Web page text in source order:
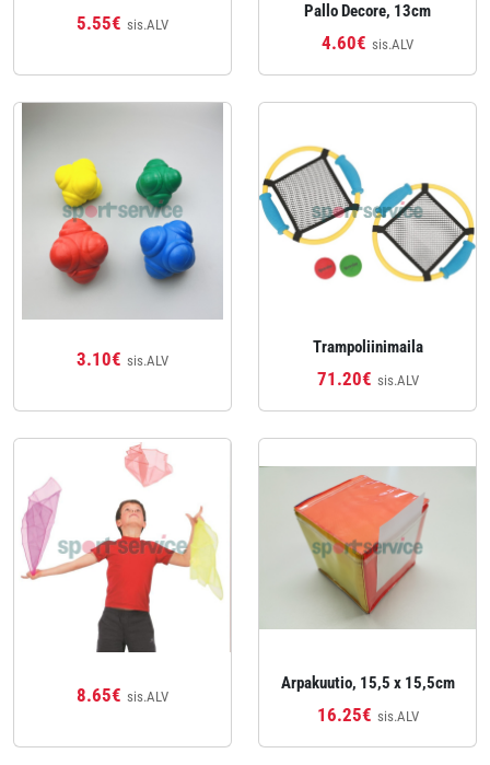
5.55€ sis.ALV
Pallo Decore, 13cm
4.60€ sis.ALV
3.10€ sis.ALV
Trampoliinimaila
71.20€ sis.ALV
8.65€ sis.ALV
Arpakuutio, 15,5 x 15,5cm
16.25€ sis.ALV